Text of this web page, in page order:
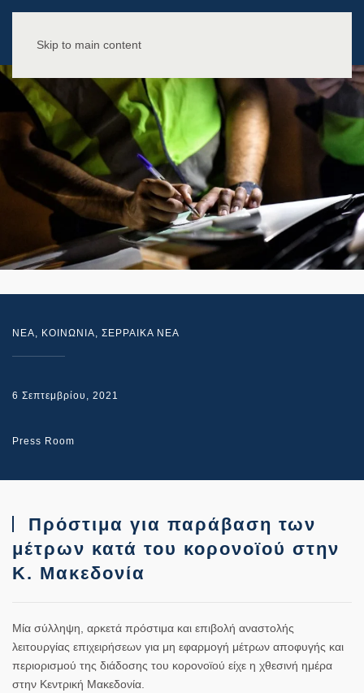
Skip to main content
NEA, ΚΟΙΝΩΝΙΑ, ΣΕΡΡΑΙΚΑ ΝΕΑ
6 Σεπτεμβρίου, 2021
Press Room
Πρόστιμα για παράβαση των
μέτρων κατά του κορονοϊού στην
Κ. Μακεδονία
Μία σύλληψη, αρκετά πρόστιμα και επιβολή αναστολής
λειτουργίας επιχειρήσεων για μη εφαρμογή μέτρων αποφυγής και
περιορισμού της διάδοσης του κορoνοϊού είχε η χθεσινή ημέρα
στην Κεντρική Μακεδονία.